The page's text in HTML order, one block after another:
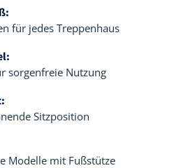
für jedes Treppenhaus
sorgenfreie Nutzung
Sitzposition
Modelle mit Fußstütze